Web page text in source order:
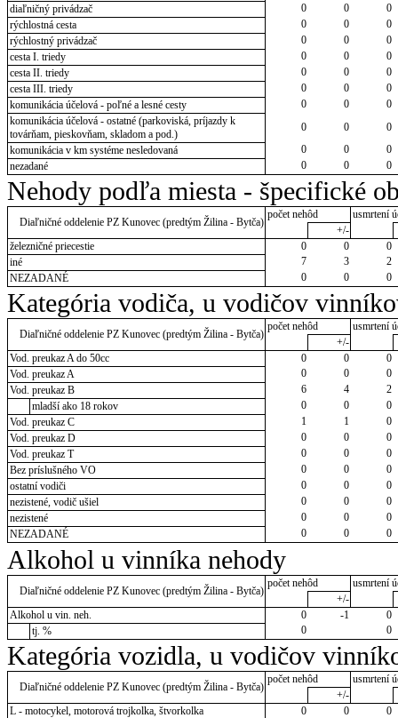
diaľničný privádzač
0 0
0
rýchlostná cesta
0 0
0
rýchlostný privádzač
0 0
0
cesta I. triedy
0 0
0
cesta II. triedy
0 0
0
cesta III. triedy
0 0
0
komunikácia účelová - poľné a lesné cesty
0 0
0
komunikácia účelová - ostatné (parkoviská, príjazdy k
továrňam, pieskovňam, skladom a pod.)
0 0
0
komunikácia v km systéme nesledovaná
0 0
0
nezadané
0 0 0
Nehody podľa miesta - špecifické
Diaľničné oddelenie PZ Kunovec (predtým Žilina - Bytča)
počet nehôd
usmrtení
+/-
železničné priecestie
0 0
0
iné
7 3
2
NEZADANÉ
0 0 0
Kategória vodiča, u vodičov
Diaľničné oddelenie PZ Kunovec (predtým Žilina - Bytča)
počet nehôd
usmrtení
+/-
Vod. preukaz A do 50cc
0 0
0
Vod. preukaz A
0 0
0
Vod. preukaz B
6 4
2
mladší ako 18 rokov
0 0
0
Vod. preukaz C
1 1
0
Vod. preukaz D
0 0
0
Vod. preukaz T
0 0
0
Bez príslušného VO
0 0
0
ostatní vodiči
0 0
0
nezistené, vodič ušiel
0 0
0
nezistené
0 0
0
NEZADANÉ
0 0 0
Alkohol u vinníka nehody
Diaľničné oddelenie PZ Kunovec (predtým Žilina - Bytča)
počet nehôd
usmrtení
+/-
Alkohol u vin. neh.
0 -1
0
tj. %
0 0
Kategória vozidla, u vodičov
Diaľničné oddelenie PZ Kunovec (predtým Žilina - Bytča)
počet nehôd
usmrtení
+/-
L - motocykel, motorová trojkolka, štvorkolka
0 0
0